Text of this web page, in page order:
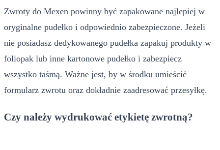
Zwroty do Mexen powinny być zapakowane najlepiej w
oryginalne pudełko i odpowiednio zabezpieczone. Jeżeli
nie posiadasz dedykowanego pudełka zapakuj produkty w
foliopak lub inne kartonowe pudełko i zabezpiecz
wszystko taśmą. Ważne jest, by w środku umieścić
formularz zwrotu oraz dokładnie zaadresować przesyłkę.
Czy należy wydrukować etykietę zwrotną?